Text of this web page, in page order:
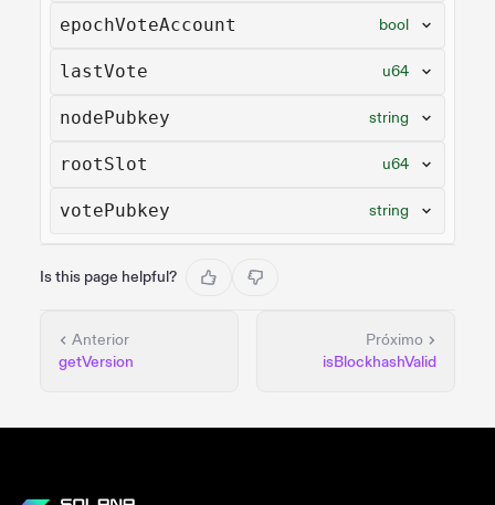
epochVoteAccount bool
lastVote u64
nodePubkey string
rootSlot u64
votePubkey string
Is this page helpful?
Anterior
getVersion
Próximo
isBlockhashValid